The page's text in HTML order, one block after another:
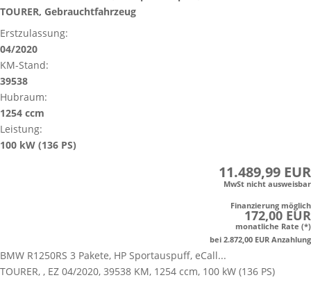
TOURER, Gebrauchtfahrzeug
Erstzulassung:
04/2020
KM-Stand:
39538
Hubraum:
1254 ccm
Leistung:
100 kW (136 PS)
11.489,99 EUR
MwSt nicht ausweisbar
Finanzierung möglich
172,00 EUR
monatliche Rate (*)
bei 2.872,00 EUR Anzahlung
BMW R1250RS 3 Pakete, HP Sportauspuff, eCall...
TOURER, , EZ 04/2020, 39538 KM, 1254 ccm, 100 kW (136 PS)